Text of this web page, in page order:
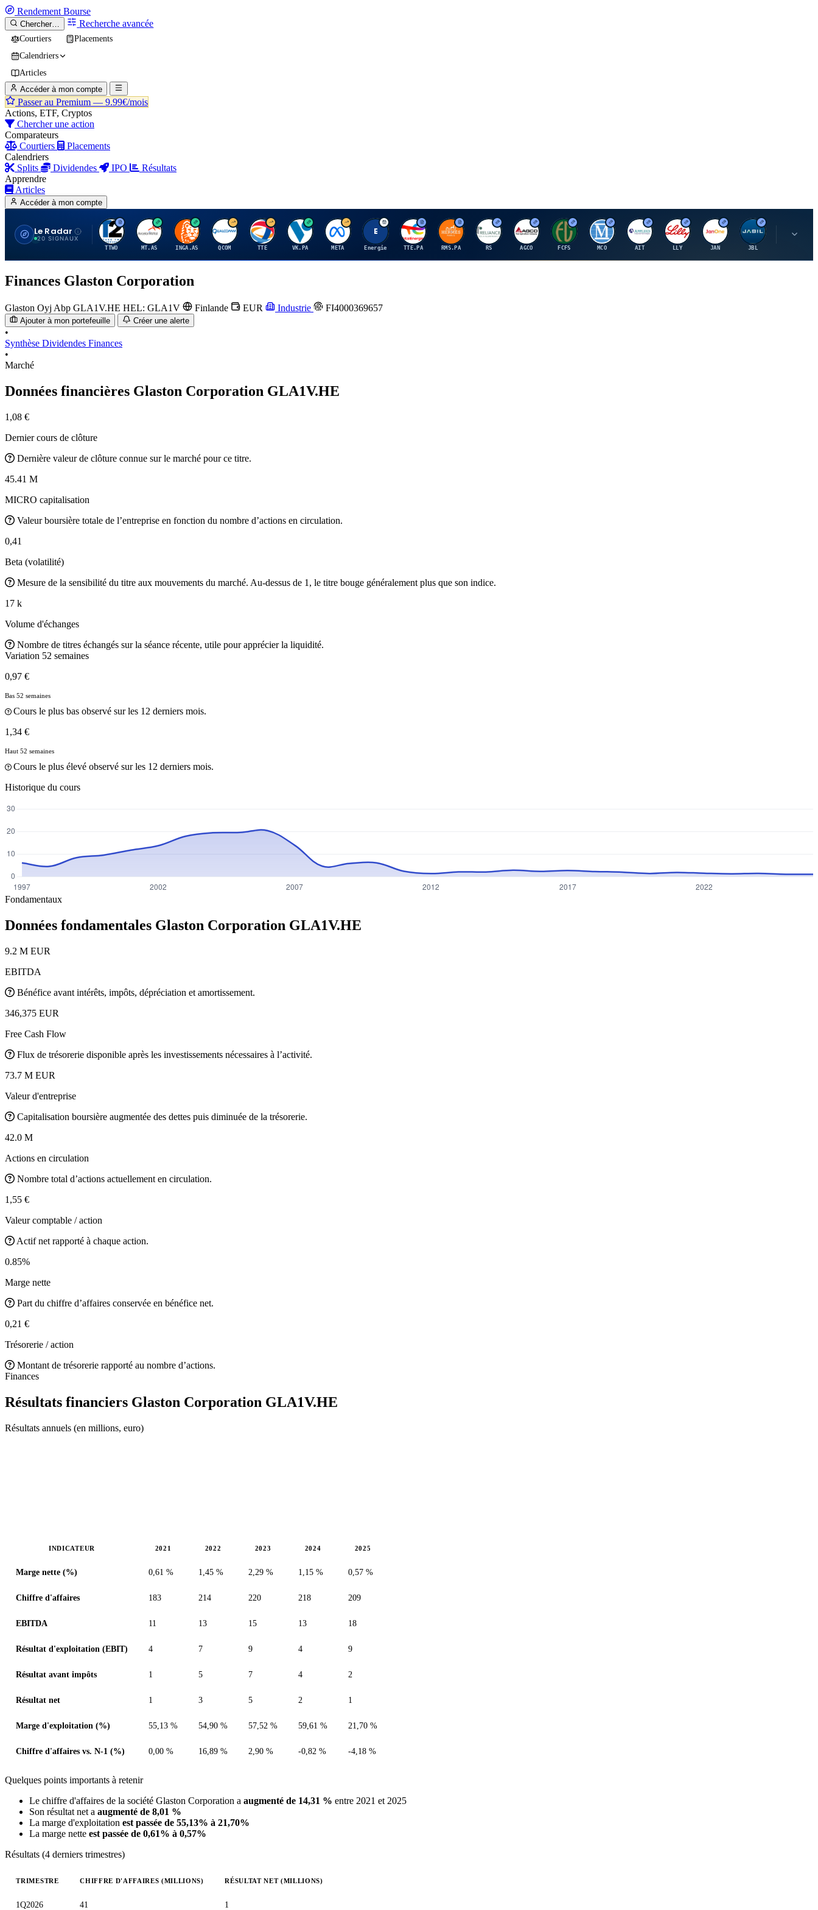
Rendement Bourse
Chercher… Recherche avancée
Courtiers
Placements
Calendriers
Articles
Accéder à mon compte
Passer au Premium — 9.99€/mois
Actions, ETF, Cryptos
Chercher une action
Comparateurs
Courtiers
Placements
Calendriers
Splits
Dividendes IPO
Résultats
Apprendre
Articles
Accéder à mon compte
Le Radar
20 SIGNAUX
T
TTWO
A
MT.AS
I
INGA.AS
Q
QCOM
T
TTE
V
VK.PA
M
META
E
Energie
T
TTE.PA
H
RMS.PA
R
RS
A
AGCO
F
FCFS
M
MCO
A
AIT
E
LLY
J
JAN
J
JBL
P
Finances Glaston Corporation
Glaston Oyj Abp GLA1V.HE HEL: GLA1V Finlande EUR Industrie FI4000369657
Ajouter à mon portefeuille Créer une alerte
•
Synthèse Dividendes Finances
•
Marché
Données financières Glaston Corporation GLA1V.HE
1,08 €
Dernier cours de clôture
Dernière valeur de clôture connue sur le marché pour ce titre.
45.41 M
MICRO capitalisation
Valeur boursière totale de l’entreprise en fonction du nombre d’actions en circulation.
0,41
Beta (volatilité)
Mesure de la sensibilité du titre aux mouvements du marché. Au-dessus de 1, le titre bouge généralement plus que son indice.
17 k
Volume d'échanges
Nombre de titres échangés sur la séance récente, utile pour apprécier la liquidité.
Variation 52 semaines
0,97 €
Bas 52 semaines
Cours le plus bas observé sur les 12 derniers mois.
1,34 €
Haut 52 semaines
Cours le plus élevé observé sur les 12 derniers mois.
Historique du cours
Fondamentaux
Données fondamentales Glaston Corporation GLA1V.HE
9.2 M EUR
EBITDA
Bénéfice avant intérêts, impôts, dépréciation et amortissement.
346,375 EUR
Free Cash Flow
Flux de trésorerie disponible après les investissements nécessaires à l’activité.
73.7 M EUR
Valeur d'entreprise
Capitalisation boursière augmentée des dettes puis diminuée de la trésorerie.
42.0 M
Actions en circulation
Nombre total d’actions actuellement en circulation.
1,55 €
Valeur comptable / action
Actif net rapporté à chaque action.
0.85%
Marge nette
Part du chiffre d’affaires conservée en bénéfice net.
0,21 €
Trésorerie / action
Montant de trésorerie rapporté au nombre d’actions.
Finances
Résultats financiers Glaston Corporation GLA1V.HE
Résultats annuels (en millions, euro)
INDICATEUR 2021 2022 2023 2024 2025
Marge nette (%) 0,61 % 1,45 % 2,29 % 1,15 % 0,57 %
Chiffre d'affaires 183 214 220 218 209
EBITDA 11 13 15 13 18
Résultat d'exploitation (EBIT) 4 7 9 4 9
Résultat avant impôts 1 5 7 4 2
Résultat net 1 3 5 2 1
Marge d'exploitation (%) 55,13 % 54,90 % 57,52 % 59,61 % 21,70 %
Chiffre d'affaires vs. N-1 (%) 0,00 % 16,89 % 2,90 % -0,82 % -4,18 %
Quelques points importants à retenir
Le chiffre d'affaires de la société Glaston Corporation a augmenté de 14,31 % entre 2021 et 2025
Son résultat net a augmenté de 8,01 %
La marge d'exploitation est passée de 55,13% à 21,70%
La marge nette est passée de 0,61% à 0,57%
Résultats (4 derniers trimestres)
TRIMESTRE CHIFFRE D'AFFAIRES (MILLIONS) RÉSULTAT NET (MILLIONS)
1Q2026 41 1